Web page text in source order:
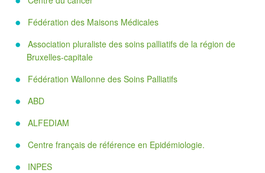
Fédération des Maisons Médicales
Association pluraliste des soins palliatifs de la région de
Bruxelles-capitale
Fédération Wallonne des Soins Palliatifs
ABD
ALFEDIAM
Centre français de référence en Epidémiologie.
INPES